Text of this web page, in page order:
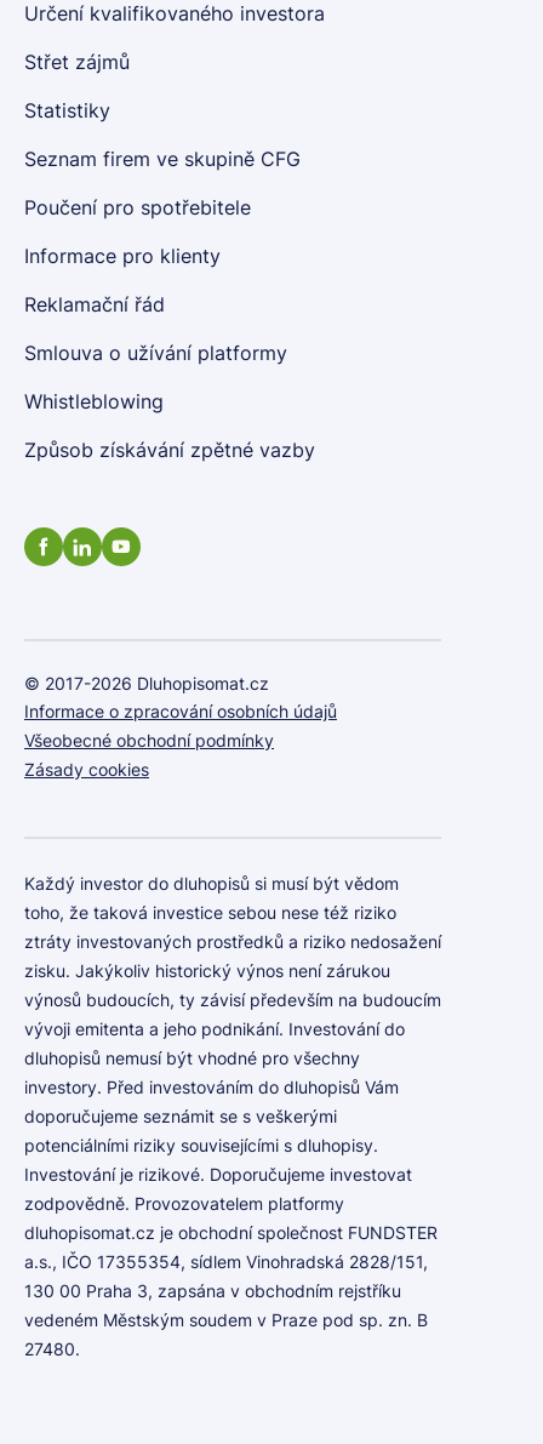
Určení kvalifikovaného investora
Střet zájmů
Statistiky
Seznam firem ve skupině CFG
Poučení pro spotřebitele
Informace pro klienty
Reklamační řád
Smlouva o užívání platformy
Whistleblowing
Způsob získávání zpětné vazby
© 2017-2026 Dluhopisomat.cz
Informace o zpracování osobních údajů
Všeobecné obchodní podmínky
Zásady cookies
Každý investor do dluhopisů si musí být vědom
toho, že taková investice sebou nese též riziko
ztráty investovaných prostředků a riziko nedosažení
zisku. Jakýkoliv historický výnos není zárukou
výnosů budoucích, ty závisí především na budoucím
vývoji emitenta a jeho podnikání. Investování do
dluhopisů nemusí být vhodné pro všechny
investory. Před investováním do dluhopisů Vám
doporučujeme seznámit se s veškerými
potenciálními riziky souvisejícími s dluhopisy.
Investování je rizikové. Doporučujeme investovat
zodpovědně. Provozovatelem platformy
dluhopisomat.cz je obchodní společnost FUNDSTER
a.s., IČO 17355354, sídlem Vinohradská 2828/151,
130 00 Praha 3, zapsána v obchodním rejstříku
vedeném Městským soudem v Praze pod sp. zn. B
27480.